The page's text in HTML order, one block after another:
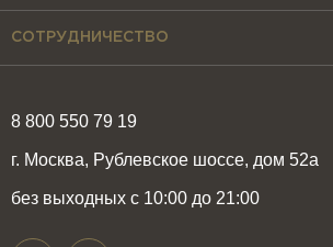
8 800 550 79 19
г. Москва, Рублевское шоссе, дом 52а
без выходных с 10:00 до 21:00
СОТРУДНИЧЕСТВО